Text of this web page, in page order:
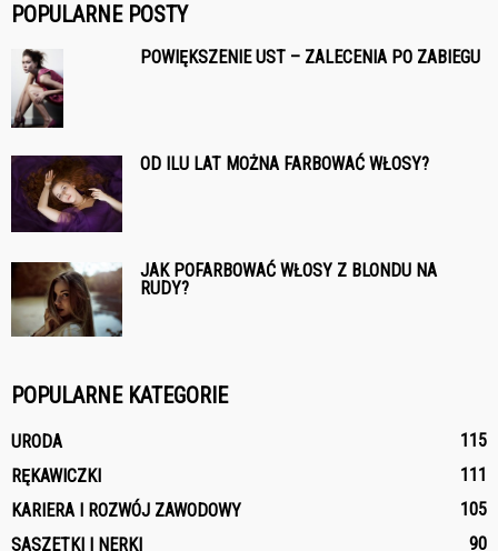
POPULARNE POSTY
POWIĘKSZENIE UST – ZALECENIA PO ZABIEGU
OD ILU LAT MOŻNA FARBOWAĆ WŁOSY?
JAK POFARBOWAĆ WŁOSY Z BLONDU NA
RUDY?
POPULARNE KATEGORIE
URODA
115
RĘKAWICZKI
111
KARIERA I ROZWÓJ ZAWODOWY
105
SASZETKI I NERKI
90